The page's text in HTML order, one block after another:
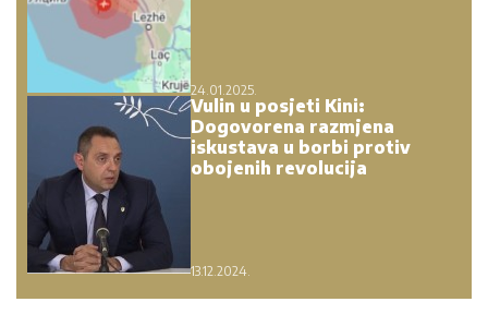
24.01.2025.
Vulin u posjeti Kini:
Dogovorena razmjena
iskustava u borbi protiv
obojenih revolucija
13.12.2024.